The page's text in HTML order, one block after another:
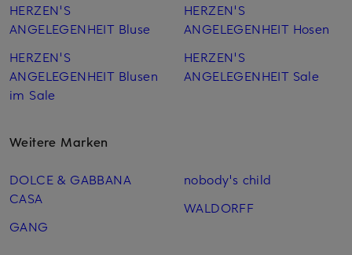
HERZEN'S
ANGELEGENHEIT Bluse
HERZEN'S
ANGELEGENHEIT Blusen
im Sale
HERZEN'S
ANGELEGENHEIT Hosen
HERZEN'S
ANGELEGENHEIT Sale
Weitere Marken
DOLCE & GABBANA
CASA
GANG
nobody's child
WALDORFF